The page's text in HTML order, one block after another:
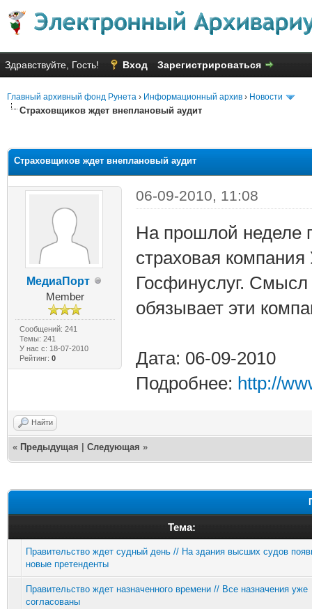
Здравствуйте, Гость! Вход Зарегистрироваться
Главный архивный фонд Рунета › Информационный архив › Новости
Страховщиков ждет внеплановый аудит
Страховщиков ждет внеплановый аудит
МедиаПорт
Member
Сообщений: 241
Темы: 241
У нас с: 18-07-2010
Рейтинг: 0
06-09-2010, 11:08
На прошлой неделе
страховая
Госфинуслуг. Смысл
обязывает эти
Дата: 06-09-2010
Подробнее: http://
Найти
« Предыдущая Следующая »
Тема:
Правительство ждет судный день // На здания высших судов
новые претенденты
Правительство ждет назначенного времени // Все назначения уже
согласованы